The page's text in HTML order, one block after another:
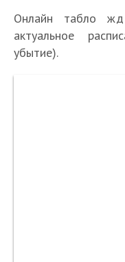
Онлайн табло жд
актуальное
убытие).